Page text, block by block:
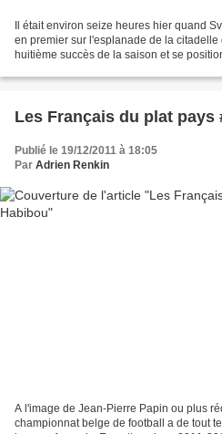
Il était environ seize heures hier quand
en premier sur l'esplanade de la citadelle
huitième succès de la saison et se
Les Français du plat pays
Publié le 19/12/2011 à 18:05
Par Adrien Renkin
A l'image de Jean-Pierre Papin ou plus
championnat belge de football a de tout